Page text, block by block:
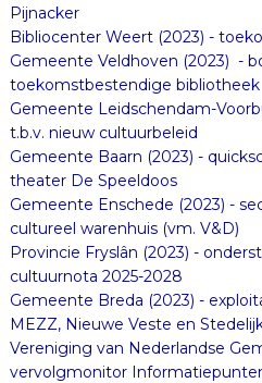
Pijnacker
Bibliocenter Weert (2023) -
Gemeente Veldhoven (2023) -
toekomstbestendige bibliotheek
Gemeente Leidschendam-
t.b.v. nieuw cultuurbeleid
Gemeente Baarn (2023) -
theater De Speeldoos
Gemeente Enschede (2023) -
cultureel warenhuis (vm. V&D)
Provincie Fryslân (2023) -
cultuurnota 2025-2028
Gemeente Breda (2023) -
MEZZ, Nieuwe Veste en
Vereniging van Nederlandse
vervolgmonitor